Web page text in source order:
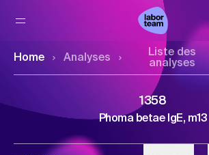
Home Analyses
Liste des
analyses
1358
Phoma betae IgE, m13